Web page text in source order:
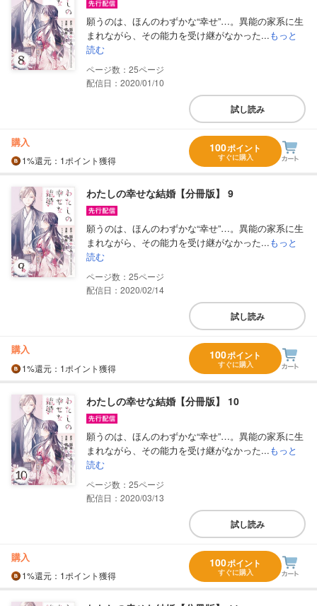
願うのは、ほんのわずかな“幸せ”…。異能の家系に生
まれながら、その能力を受け継がなかった...もっと
読む
25
配信日：2020/01/10
試し読み
購入
1%還元 ：1ポイント獲得
100ポイント
すぐに購入
わたしの幸せな結婚【分冊版】 9
願うのは、ほんのわずかな“幸せ”…。異能の家系に生
まれながら、その能力を受け継がなかった...もっと
読む
25
配信日：2020/02/14
試し読み
購入
1%還元 ：1ポイント獲得
100ポイント
すぐに購入
わたしの幸せな結婚【分冊版】 10
願うのは、ほんのわずかな“幸せ”…。異能の家系に生
まれながら、その能力を受け継がなかった...もっと
読む
25
配信日：2020/03/13
試し読み
購入
1%還元 ：1ポイント獲得
100ポイント
すぐに購入